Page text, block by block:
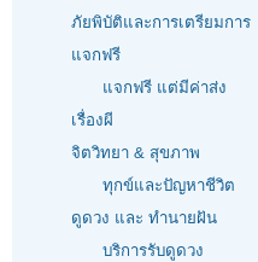
ภัยพิบัติและการเตรียมการ
แจกฟรี
แจกฟรี แต่มีค่าส่ง
เรื่องผี
จิตวิทยา & สุขภาพ
ทุกข์และปัญหาชีวิต
ดูดวง และ ทำนายฝัน
บริการรับดูดวง